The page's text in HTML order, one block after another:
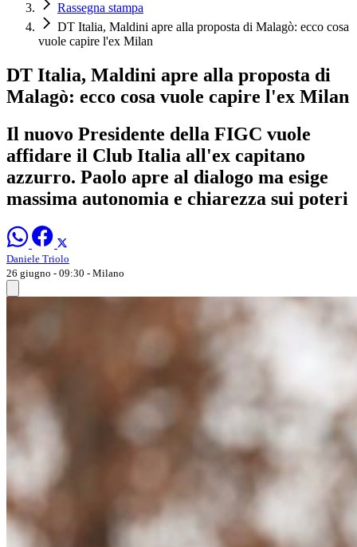
Rassegna stampa
DT Italia, Maldini apre alla proposta di Malagò: ecco cosa
vuole capire l'ex Milan
DT Italia, Maldini apre alla proposta di
Malagò: ecco cosa vuole capire l'ex Milan
Il nuovo Presidente della FIGC vuole
affidare il Club Italia all'ex capitano
azzurro. Paolo apre al dialogo ma esige
massima autonomia e chiarezza sui poteri
Daniele Triolo
26 giugno - 09:30 - Milano